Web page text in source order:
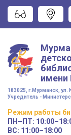
имени
183025, г.Мурманск, ул.
Учредитель -
Режим работы
ПН–ПТ:
ВС: 11:00–18:00